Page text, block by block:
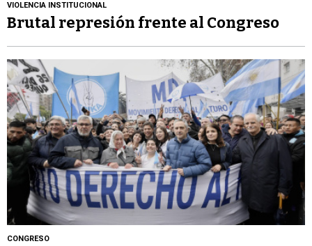
VIOLENCIA INSTITUCIONAL
Brutal represión frente al Congreso
CONGRESO